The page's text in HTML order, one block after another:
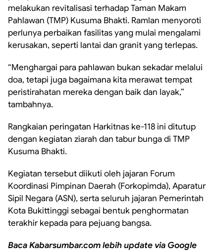
melakukan revitalisasi terhadap Taman Makam
Pahlawan (TMP) Kusuma Bhakti. Ramlan menyoroti
perlunya perbaikan fasilitas yang mulai mengalami
kerusakan, seperti lantai dan granit yang terlepas.
“Menghargai para pahlawan bukan sekadar melalui
doa, tetapi juga bagaimana kita merawat tempat
peristirahatan mereka dengan baik dan layak,”
tambahnya.
Rangkaian peringatan Harkitnas ke-118 ini ditutup
dengan kegiatan ziarah dan tabur bunga di TMP
Kusuma Bhakti.
Kegiatan tersebut diikuti oleh jajaran Forum
Koordinasi Pimpinan Daerah (Forkopimda), Aparatur
Sipil Negara (ASN), serta seluruh jajaran Pemerintah
Kota Bukittinggi sebagai bentuk penghormatan
terakhir kepada para pejuang bangsa.
Baca Kabarsumbar.com lebih update via Google